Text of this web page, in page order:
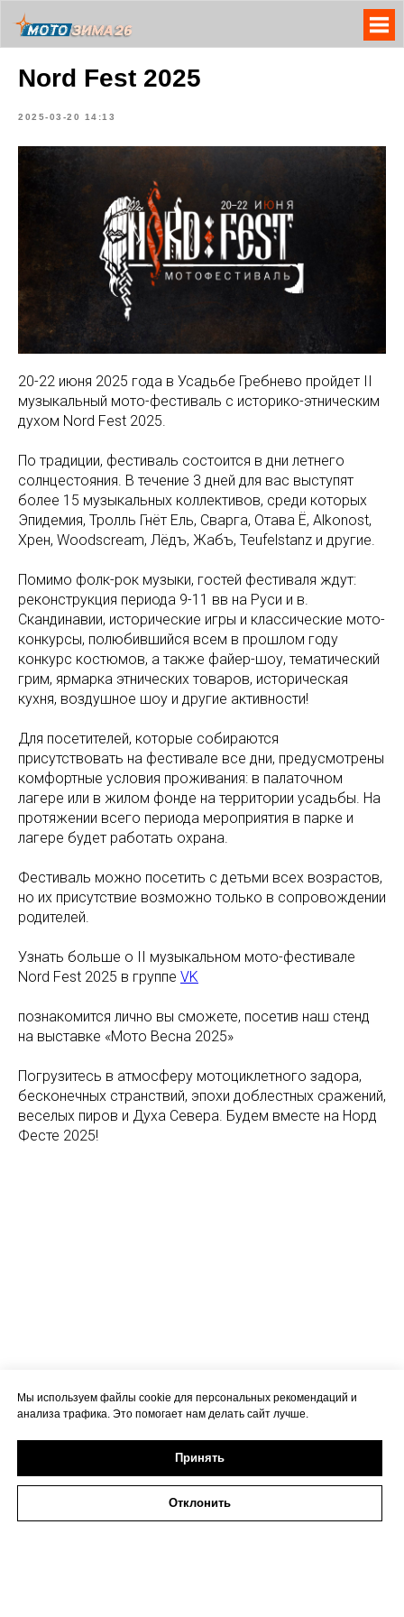
Nord Fest 2025
2025-03-20 14:13
20-22 июня 2025 года в Усадьбе Гребнево пройдет II
музыкальный мото-фестиваль с историко-этническим
духом Nord Fest 2025.
По традиции, фестиваль состоится в дни летнего
солнцестояния. В течение 3 дней для вас выступят
более 15 музыкальных коллективов, среди которых
Эпидемия, Тролль Гнёт Ель, Сварга, Отава Ё, Alkonost,
Хрен, Woodscream, Лёдъ, Жабъ, Teufelstanz и другие.
Помимо фолк-рок музыки, гостей фестиваля ждут:
реконструкция периода 9-11 вв на Руси и в.
Скандинавии, исторические игры и классические мото-
конкурсы, полюбившийся всем в прошлом году
конкурс костюмов, а также файер-шоу, тематический
грим, ярмарка этнических товаров, историческая
кухня, воздушное шоу и другие активности!
Для посетителей, которые собираются
присутствовать на фестивале все дни, предусмотрены
комфортные условия проживания: в палаточном
лагере или в жилом фонде на территории усадьбы. На
протяжении всего периода мероприятия в парке и
лагере будет работать охрана.
Фестиваль можно посетить с детьми всех возрастов,
но их присутствие возможно только в сопровождении
родителей.
Узнать больше о II музыкальном мото-фестивале
Nord Fest 2025 в группе VK
познакомится лично вы сможете, посетив наш стенд
на выставке «Мото Весна 2025»
Погрузитесь в атмосферу мотоциклетного задора,
бесконечных странствий, эпохи доблестных сражений,
веселых пиров и Духа Севера. Будем вместе на Норд
Фесте 2025!
Мы используем файлы cookie для персональных рекомендаций и
анализа трафика. Это помогает нам делать сайт лучше.
Принять
Отклонить